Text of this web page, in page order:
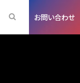
お問い合わせ